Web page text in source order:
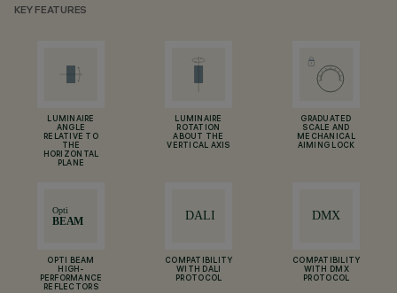
KEY FEATURES
LUMINAIRE
ANGLE
RELATIVE TO
THE
HORIZONTAL
PLANE
LUMINAIRE
ROTATION
ABOUT THE
VERTICAL AXIS
GRADUATED
SCALE AND
MECHANICAL
AIMING LOCK
OPTI BEAM
HIGH-
PERFORMANCE
REFLECTORS
COMPATIBILITY
WITH DALI
PROTOCOL
COMPATIBILITY
WITH DMX
PROTOCOL